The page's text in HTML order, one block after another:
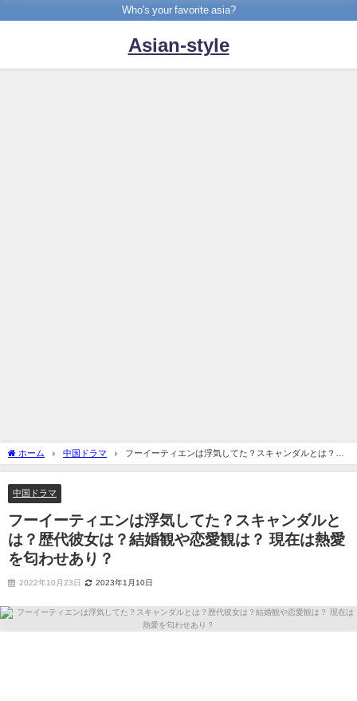
Who's your favorite asia?
Asian-style
ホーム 中国ドラマ
フーイーティエンは浮気してた？スキャンダルとは？歴
代彼女は？結婚観や恋愛観は？ 現在は熱愛を匂わせあり？
中国ドラマ
フーイーティエンは浮気してた？スキャンダルと
は？歴代彼女は？結婚観や恋愛観は？ 現在は熱愛
を匂わせあり？
2022年10月23日 2023年1月10日